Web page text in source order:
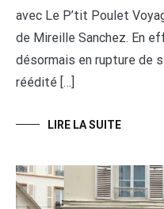
avec Le P’tit Poulet
de Mireille Sanchez. En
désormais en rupture de
réédité […]
LIRE LA SUITE